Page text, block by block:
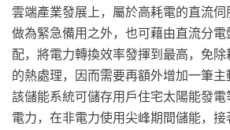
雲端產業發展上，屬於高耗電的直流
做為緊急備用之外，也可藉由直流分
配，將電力轉換效率發揮到最高，免
的熱處理，因而需要再額外增加一筆主
該儲能系統可儲存用戶住宅太陽能發
電力，在非電力使用尖峰期間儲能，